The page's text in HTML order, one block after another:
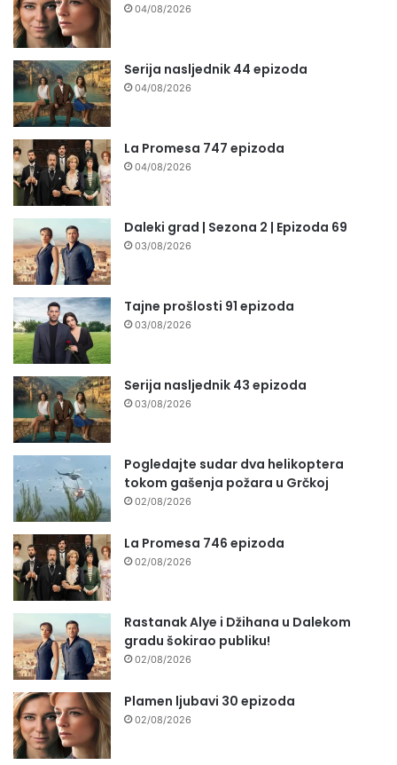
04/08/2026
Serija nasljednik 44 epizoda
04/08/2026
La Promesa 747 epizoda
04/08/2026
Daleki grad | Sezona 2 | Epizoda 69
03/08/2026
Tajne prošlosti 91 epizoda
03/08/2026
Serija nasljednik 43 epizoda
03/08/2026
Pogledajte sudar dva helikoptera
tokom gašenja požara u Grčkoj
02/08/2026
La Promesa 746 epizoda
02/08/2026
Rastanak Alye i Džihana u Dalekom
gradu šokirao publiku!
02/08/2026
Plamen ljubavi 30 epizoda
02/08/2026